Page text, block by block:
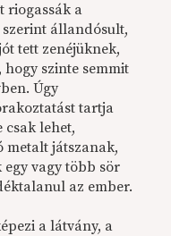
riogassák a
állandósult,
tett zenéjüknek,
szinte semmit
Úgy
tartja
csak lehet,
metalt játszanak,
egy vagy több sör
az ember.
a látvány, a